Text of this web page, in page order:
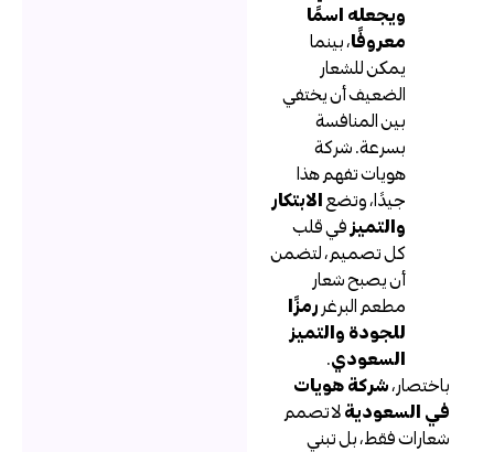
ويجعله اسمًا
معروفًا، بينما
يمكن للشعار
الضعيف أن يختفي
بين المنافسة
بسرعة. شركة
هويات تفهم هذا
جيدًا، وتضع الابتكار
والتميزفي قلب
كل تصميم، لتضمن
أن يصبح شعار
مطعم البرغررمزًا
للجودة والتميز
السعودي.
باختصار،شركة هويات
في السعوديةلا تصمم
شعارات فقط، بل تبني